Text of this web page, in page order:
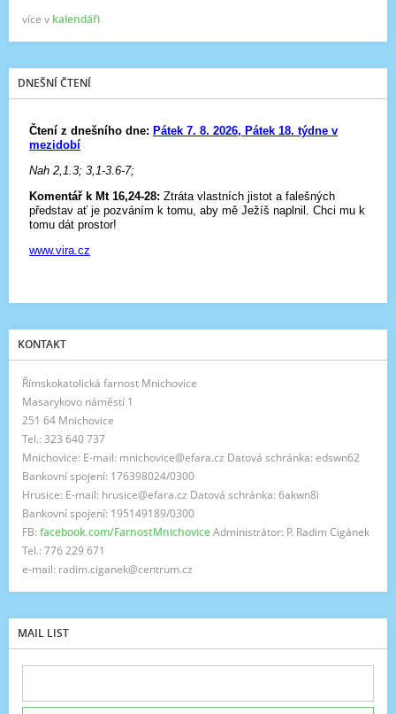
více v kalendáři
DNEŠNÍ ČTENÍ
KONTAKT
Římskokatolická farnost Mnichovice
Masarykovo náměstí 1
251 64 Mnichovice
Tel.: 323 640 737
Mnichovice: E-mail: mnichovice@efara.cz Datová schránka: edswn62
Bankovní spojení: 176398024/0300
Hrusice: E-mail: hrusice@efara.cz Datová schránka: 6akwn8i
Bankovní spojení: 195149189/0300
FB: facebook.com/FarnostMnichoviceAdministrátor: P. Radim Cigánek
Tel.: 776 229 671
e-mail: radim.ciganek@centrum.cz
MAIL LIST